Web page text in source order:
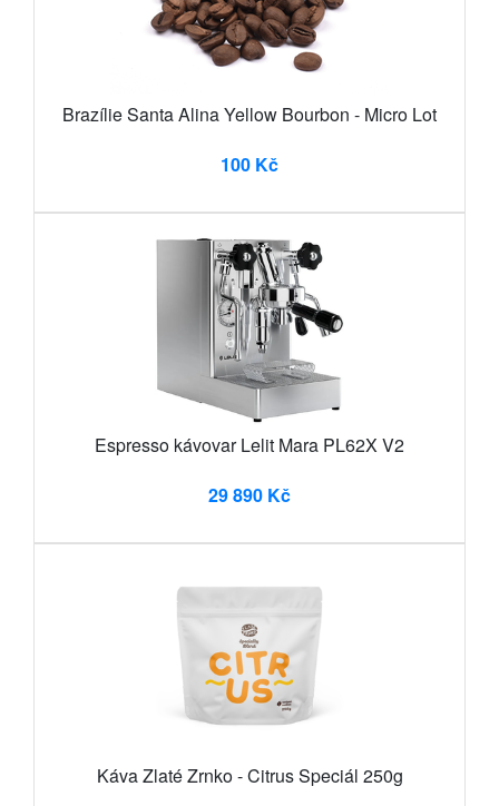
Brazílie Santa Alina Yellow Bourbon - Micro Lot
100 Kč
Espresso kávovar Lelit Mara PL62X V2
29 890 Kč
Káva Zlaté Zrnko - Citrus Speciál 250g